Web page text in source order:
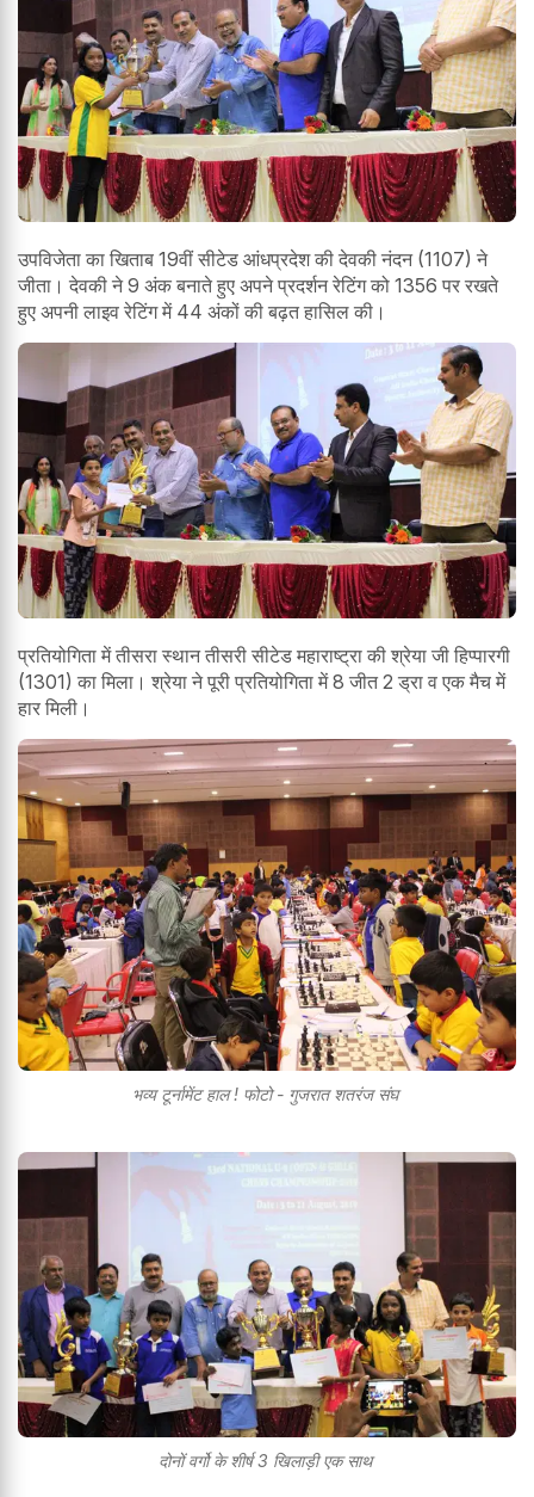
उपविजेता का खिताब 19वीं सीटेड आंधप्रदेश की देवकी नंदन (1107) ने
जीता। देवकी ने 9 अंक बनाते हुए अपने प्रदर्शन रेटिंग को 1356 पर रखते
हुए अपनी लाइव रेटिंग में 44 अंकों की बढ़त हासिल की।
प्रतियोगिता में तीसरा स्थान तीसरी सीटेड महाराष्ट्रा की श्रेया जी हिप्पारगी
(1301) का मिला। श्रेया ने पूरी प्रतियोगिता में 8 जीत 2 ड्रा व एक मैच में
हार मिली।
भव्य टूर्नामेंट हाल ! फोटो - गुजरात शतरंज संघ
दोनों वर्गो के शीर्ष 3 खिलाड़ी एक साथ